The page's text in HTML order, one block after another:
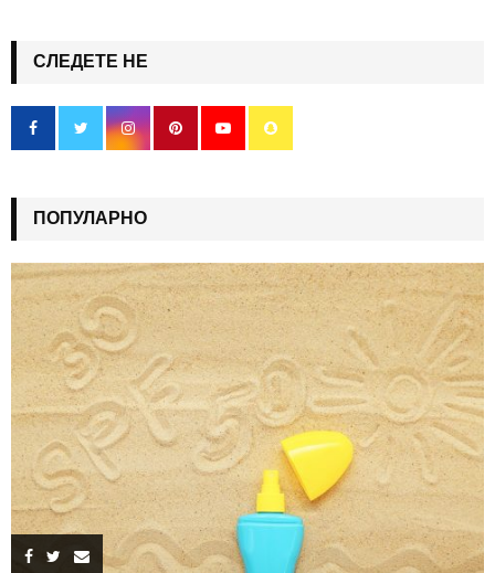
СЛЕДЕТЕ НЕ
ПОПУЛАРНО